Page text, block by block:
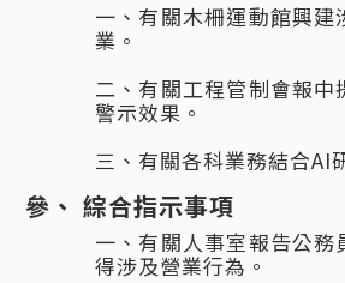
一、有關木柵運動館興
業。
二、有關工程管制會報
警示效果。
三、有關各科業務結合AI
綜合指示事項
一、有關人事室報告公
得涉及營業行為。